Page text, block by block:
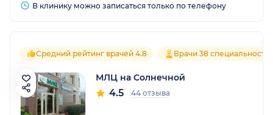
В клинику можно записаться только по телефону
Средний рейтинг врачей 4.8 Врачи 38
МЛЦ на Солнечной
4.5 44 отзыва